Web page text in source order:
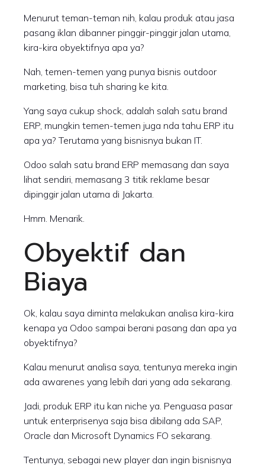
Menurut teman-teman nih, kalau produk atau jasa
pasang iklan dibanner pinggir-pinggir jalan utama,
kira-kira obyektifnya apa ya?
Nah, temen-temen yang punya bisnis outdoor
marketing, bisa tuh sharing ke kita.
Yang saya cukup shock, adalah salah satu brand
ERP, mungkin temen-temen juga nda tahu ERP itu
apa ya? Terutama yang bisnisnya bukan IT.
Odoo salah satu brand ERP memasang dan saya
lihat sendiri, memasang 3 titik reklame besar
dipinggir jalan utama di Jakarta.
Hmm. Menarik.
Obyektif dan
Biaya
Ok, kalau saya diminta melakukan analisa kira-kira
kenapa ya Odoo sampai berani pasang dan apa ya
obyektifnya?
Kalau menurut analisa saya, tentunya mereka ingin
ada awarenes yang lebih dari yang ada sekarang.
Jadi, produk ERP itu kan niche ya. Penguasa pasar
untuk enterprisenya saja bisa dibilang ada SAP,
Oracle dan Microsoft Dynamics FO sekarang.
Tentunya, sebagai new player dan ingin bisnisnya